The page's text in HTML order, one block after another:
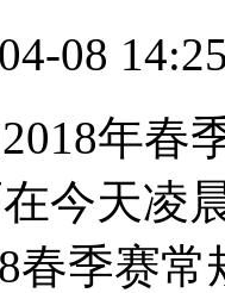
08
年春
今天凌
春季赛